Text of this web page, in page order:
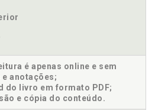
p. 77
básico e moradia. O
fechados, p. 61
públicas, p. 39
mídia e discriminação,
é apenas online e sem
anotações;
do livro em formato PDF;
e cópia do conteúdo.